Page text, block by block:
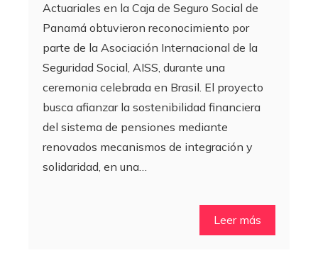
Actuariales en la Caja de Seguro Social de
Panamá obtuvieron reconocimiento por
parte de la Asociación Internacional de la
Seguridad Social, AISS, durante una
ceremonia celebrada en Brasil. El proyecto
busca afianzar la sostenibilidad financiera
del sistema de pensiones mediante
renovados mecanismos de integración y
solidaridad, en una…
Leer más